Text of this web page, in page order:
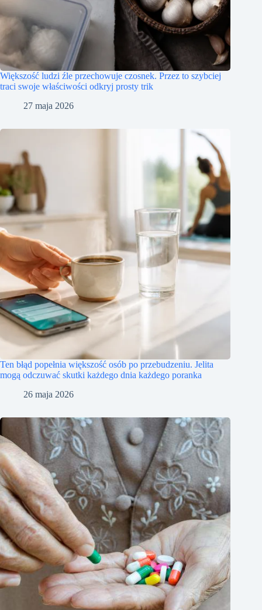
Większość ludzi źle przechowuje czosnek. Przez to szybciej
traci swoje właściwości odkryj prosty trik
27 maja 2026
Ten błąd popełnia większość osób po przebudzeniu. Jelita
mogą odczuwać skutki każdego dnia każdego poranka
26 maja 2026